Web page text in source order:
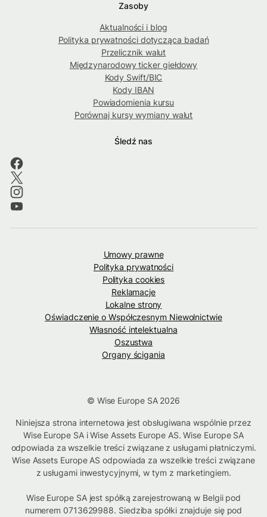
Zasoby
Aktualności i blog
Polityka prywatności dotycząca badań
Przelicznik walut
Międzynarodowy ticker giełdowy
Kody Swift/BIC
Kody IBAN
Powiadomienia kursu
Porównaj kursy wymiany walut
Śledź nas
Umowy prawne
Polityka prywatności
Polityka cookies
Reklamacje
Lokalne strony
Oświadczenie o Współczesnym Niewolnictwie
Własność intelektualna
Oszustwa
Organy ścigania
© Wise Europe SA 2026
Niniejsza strona internetowa jest obsługiwana wspólnie przez
Wise Europe SA i Wise Assets Europe AS. Wise Europe SA
odpowiada za wszelkie treści związane z usługami płatniczymi.
Wise Assets Europe AS odpowiada za wszelkie treści związane
z usługami inwestycyjnymi, w tym z marketingiem.
Wise Europe SA jest spółką zarejestrowaną w Belgii pod
numerem 0713629988. Siedziba spółki znajduje się pod